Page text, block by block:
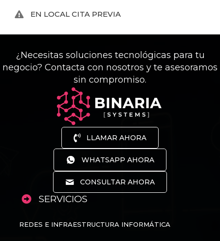
EN LOCAL CITA PREVIA
¿Necesitas soluciones tecnológicas para tu
negocio? Contacta con nosotros y te asesoramos
sin compromiso.
LLAMAR AHORA
WHATSAPP AHORA
CONSULTAR AHORA
SERVICIOS
REDES E INFRAESTRUCTURA INFORMÁTICA